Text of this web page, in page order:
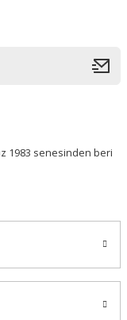
1983 senesinden beri